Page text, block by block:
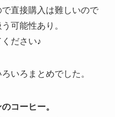
直接購入は難しいので
可能性あり。
ださい♪
ろまとめでした。
コーヒー。